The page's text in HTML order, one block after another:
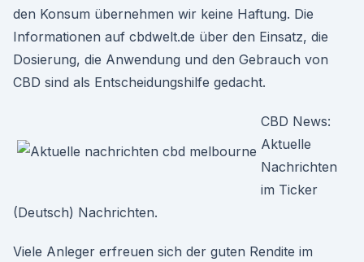
den Konsum übernehmen wir keine Haftung. Die
Informationen auf cbdwelt.de über den Einsatz, die
Dosierung, die Anwendung und den Gebrauch von
CBD sind als Entscheidungshilfe gedacht.
CBD News:
Aktuelle
Nachrichten
im Ticker
(Deutsch) Nachrichten.
Viele Anleger erfreuen sich der guten Rendite im